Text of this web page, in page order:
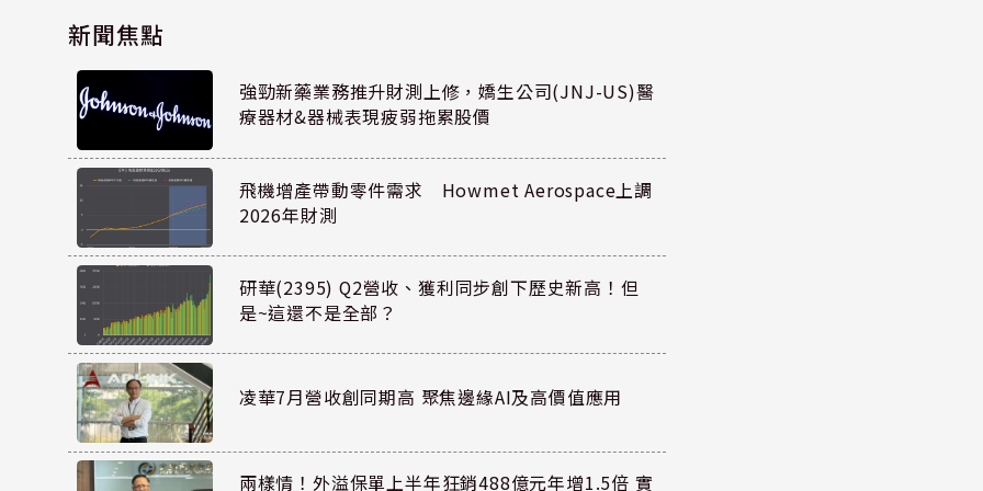
新聞焦點
強勁新藥業務推升財測上修，嬌生公司(JNJ-US)醫
療器材&器械表現疲弱拖累股價
飛機增產帶動零件需求 Howmet Aerospace上調
2026年財測
研華(2395) Q2營收、獲利同步創下歷史新高！但
是~這還不是全部？
凌華7月營收創同期高 聚焦邊緣AI及高價值應用
兩樣情！外溢保單上半年狂銷488億元年增1.5倍 實